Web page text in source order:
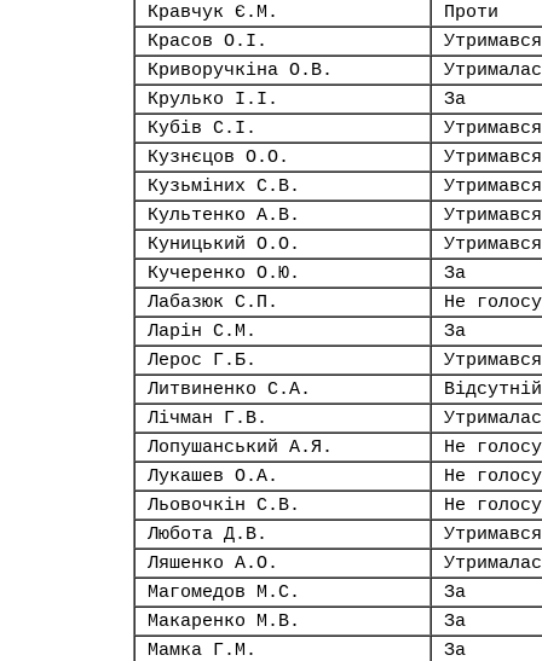
Кравчук Є.М.
Проти
Красов О.І.
Утримався
Криворучкіна О.В.
Крулько І.І.
За
Кубів С.І.
Утримався
Кузнєцов О.О.
Утримався
Кузьміних С.В.
Утримався
Культенко А.В.
Утримався
Куницький О.О.
Утримався
Кучеренко О.Ю.
За
Лабазюк С.П.
Не
Ларін С.М.
За
Лерос Г.Б.
Утримався
Литвиненко С.А.
Відсутній
Лічман Г.В.
Лопушанський А.Я.
Не
Лукашев О.А.
Не
Льовочкін С.В.
Не
Любота Д.В.
Утримався
Ляшенко А.О.
Магомедов М.С.
За
Макаренко М.В.
За
Мамка Г.М.
За